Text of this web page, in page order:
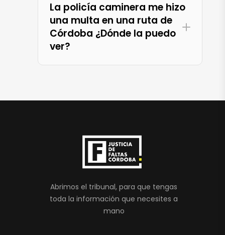
La policía caminera me hizo
una multa en una ruta de
Córdoba ¿Dónde la puedo
ver?
Abrimos el tribunal, para que tengas
toda la información que necesites a
mano